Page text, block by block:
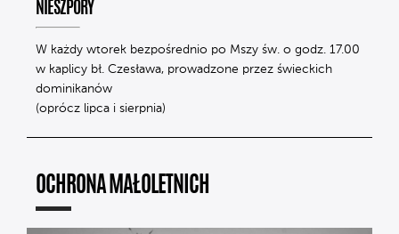
NIESZPORY
W każdy wtorek bezpośrednio po Mszy św. o godz. 17.00
w kaplicy bł. Czesława, prowadzone przez świeckich
dominikanów
(oprócz lipca i sierpnia)
OCHRONA MAŁOLETNICH